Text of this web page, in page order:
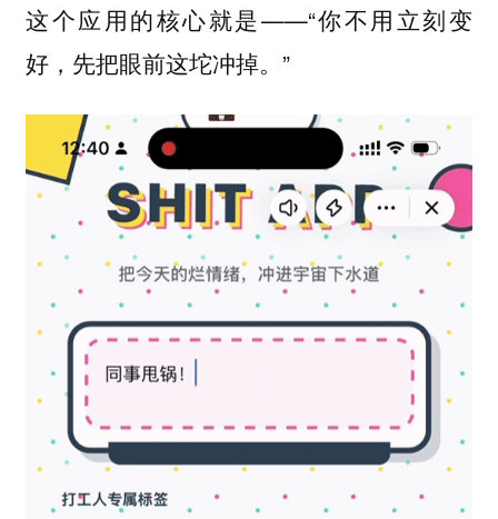
这个应用的核心就是——“你不用立刻变
好，先把眼前这坨冲掉。”